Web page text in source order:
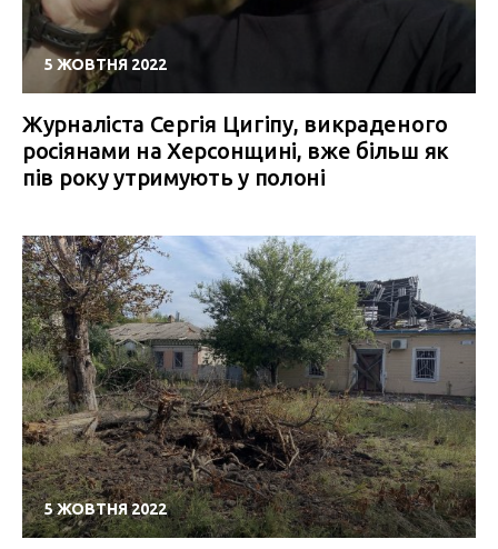
5 ЖОВТНЯ 2022
Журналіста Сергія Цигіпу, викраденого
росіянами на Херсонщині, вже більш як
пів року утримують у полоні
5 ЖОВТНЯ 2022